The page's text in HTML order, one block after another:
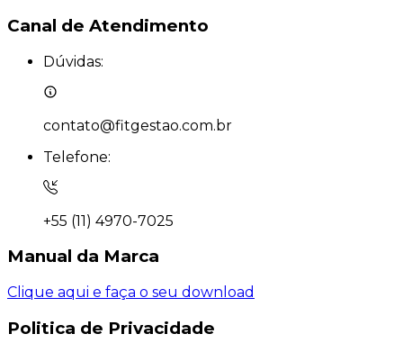
Canal de Atendimento
Dúvidas:
contato@fitgestao.com.br
Telefone:
+55 (11) 4970-7025
Manual da Marca
Clique aqui e faça o seu download
Politica de Privacidade